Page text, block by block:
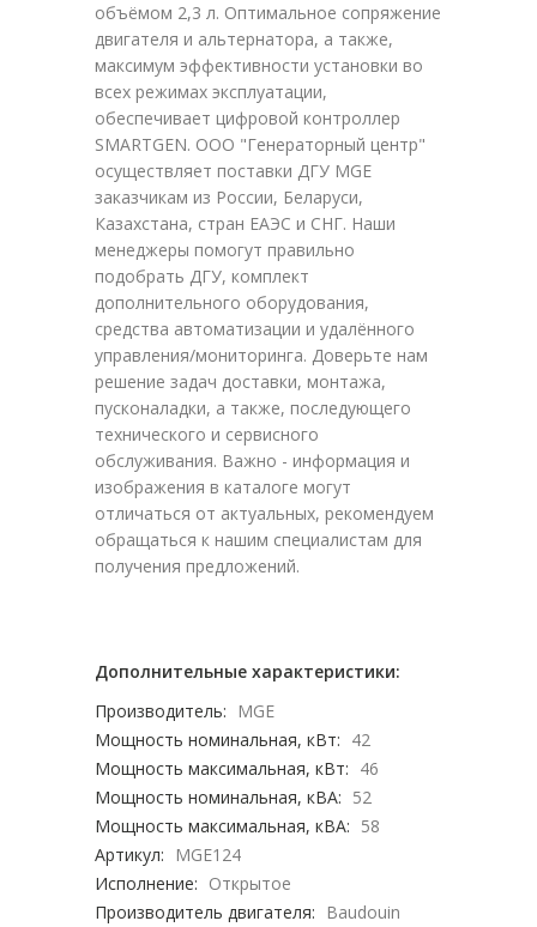
объёмом 2,3 л. Оптимальное сопряжение
двигателя и альтернатора, а также,
максимум эффективности установки во
всех режимах эксплуатации,
обеспечивает цифровой контроллер
SMARTGEN. ООО "Генераторный центр"
осуществляет поставки ДГУ MGE
заказчикам из России, Беларуси,
Казахстана, стран ЕАЭС и СНГ. Наши
менеджеры помогут правильно
подобрать ДГУ, комплект
дополнительного оборудования,
средства автоматизации и удалённого
управления/мониторинга. Доверьте нам
решение задач доставки, монтажа,
пусконаладки, а также, последующего
технического и сервисного
обслуживания. Важно - информация и
изображения в каталоге могут
отличаться от актуальных, рекомендуем
обращаться к нашим специалистам для
получения предложений.
Дополнительные характеристики:
Производитель:
MGE
Мощность номинальная, кВт: 42
Мощность максимальная, кВт: 46
Мощность номинальная, кВА: 52
Мощность максимальная, кВА: 58
Артикул:
MGE124
Исполнение: Открытое
Производитель двигателя:
Baudouin